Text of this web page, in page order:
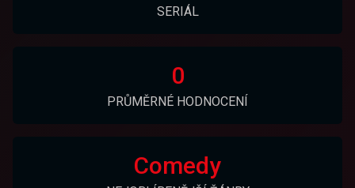
SERIÁL
0
PRŮMĚRNÉ HODNOCENÍ
Comedy